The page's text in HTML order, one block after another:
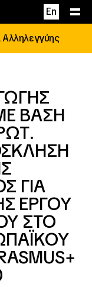
En
ΒΑΣΗ
ΓΙΑ
ΕΡΓΟΥ
ΣΤΟ